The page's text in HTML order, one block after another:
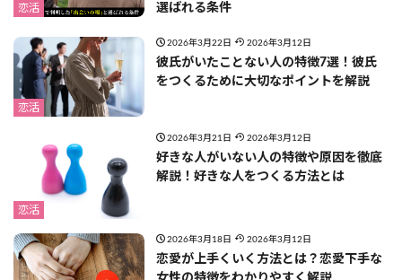
恋活
選ばれる条件
恋活
2026年3月22日 2026年3月12日
彼氏がいたことない人の特徴7選！彼氏
をつくるために大切なポイントを解説
恋活
2026年3月21日 2026年3月12日
好きな人がいない人の特徴や原因を徹底
解説！好きな人をつくる方法とは
2026年3月18日 2026年3月12日
恋愛が上手くいく方法とは？恋愛下手な